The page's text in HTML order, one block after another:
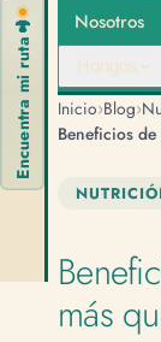
🍄
Encuentra mi ruta
Nosotros
Hongos
Inicio›Blog›
más